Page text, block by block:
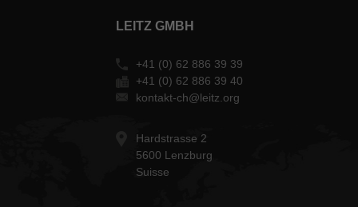
LEITZ GMBH
+41 (0) 62 886 39 39
+41 (0) 62 886 39 40
kontakt-ch@leitz.org
Hardstrasse 2
5600 Lenzburg
Suisse